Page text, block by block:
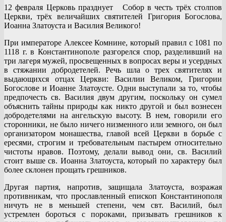
12 февраля Церковь празднует Собор в честь трёх столпов
Церкви, трёх величайших святителей Григория Богослова,
Иоанна Златоуста и Василия Великого!
При императоре Алексее Комнине, который правил с 1081 по
1118 г. в Константинополе разгорелся спор, разделивший на
три лагеря мужей, просвещенных в вопросах веры и усердных
в стяжании добродетелей. Речь шла о трех святителях и
выдающихся отцах Церкви: Василии Великом, Григории
Богослове и Иоанне Златоусте. Одни выступали за то, чтобы
предпочесть св. Василия двум другим, поскольку он сумел
объяснить тайны природы как никто другой и был вознесен
добродетелями на ангельскую высоту. В нем, говорили его
сторонники, не было ничего низменного или земного, он был
организатором монашества, главой всей Церкви в борьбе с
ересями, строгим и требовательным пастырем относительно
чистоты нравов. Поэтому, делали вывод они, св. Василий
стоит выше св. Иоанна Златоуста, который по характеру был
более склонен прощать грешников.
Другая партия, напротив, защищала Златоуста, возражая
противникам, что прославленный епископ Константинополя
ничуть не в меньшей степени, чем свт. Василий, был
устремлен бороться с пороками, призывать грешников к